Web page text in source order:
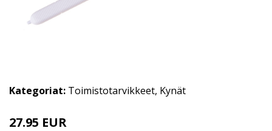
Kategoriat: Toimistotarvikkeet, Kynät
27.95 EUR